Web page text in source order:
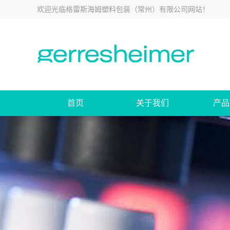
欢迎光临格雷斯海姆塑料包装（常州）有限公司网站！
首页 关于我们 产